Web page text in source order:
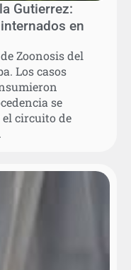
Gutierrez:
en
Zoonosis del
Los casos
se
circuito de